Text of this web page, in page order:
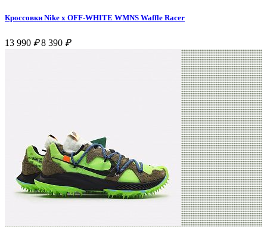
Кроссовки Nike x OFF-WHITE WMNS Waffle Racer
13 990 ₽ 8 390 ₽